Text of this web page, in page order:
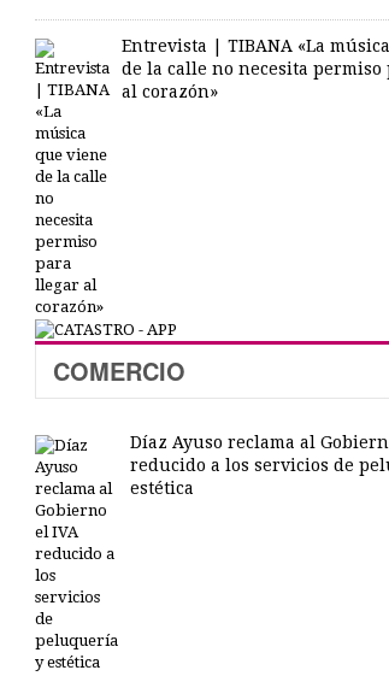
Entrevista | TIBANA «La
de la calle no necesita permiso
al corazón»
COMERCIO
Díaz Ayuso reclama al
reducido a los servicios de
estética